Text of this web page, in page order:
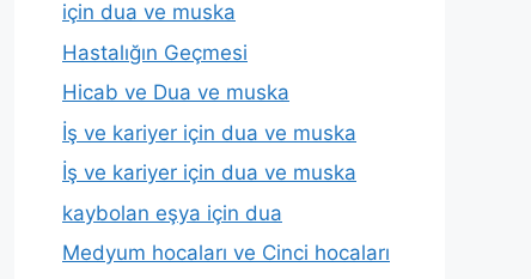
için dua ve muska
Hastalığın Geçmesi
Hicab ve Dua ve muska
İş ve kariyer için dua ve muska
İş ve kariyer için dua ve muska
kaybolan eşya için dua
Medyum hocaları ve Cinci hocaları